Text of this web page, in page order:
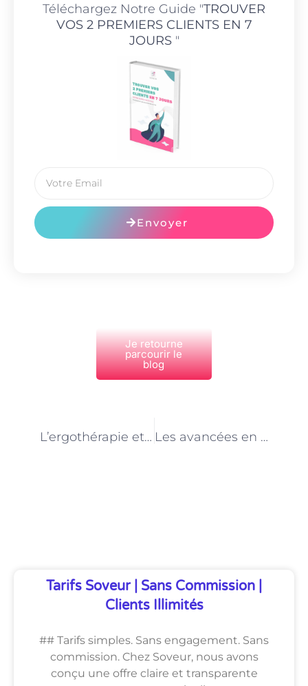
Téléchargez Notre Guide "TROUVER
VOS 2 PREMIERS CLIENTS EN 7
JOURS"
Envoyer
Je retourne
parcourir le
blog
L’ergothérapie et la rééducation des troubles du sommeil à Paris Les avancées en ergothérapie pour la rééducation des troubles de la mobilité à Paris
Tarifs Soveur | Sans Commission |
Clients Illimités
## Tarifs simples. Sans engagement. Sans
commission. Chez Soveur, nous avons
conçu une offre claire et transparente